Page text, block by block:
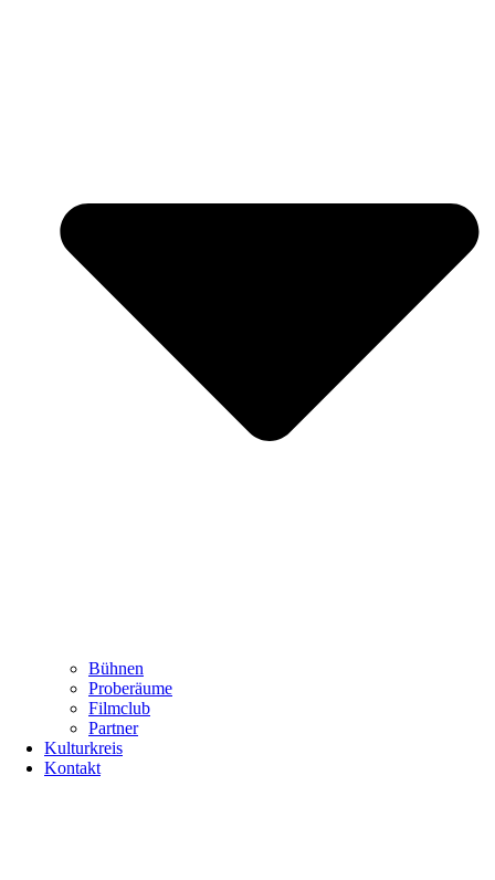
Bühnen
Proberäume
Filmclub
Partner
Kulturkreis
Kontakt